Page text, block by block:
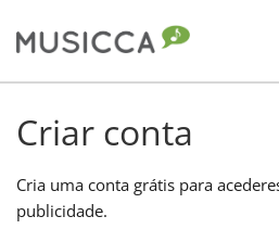
Български
Criar conta
Cria uma conta grátis para
publicidade.